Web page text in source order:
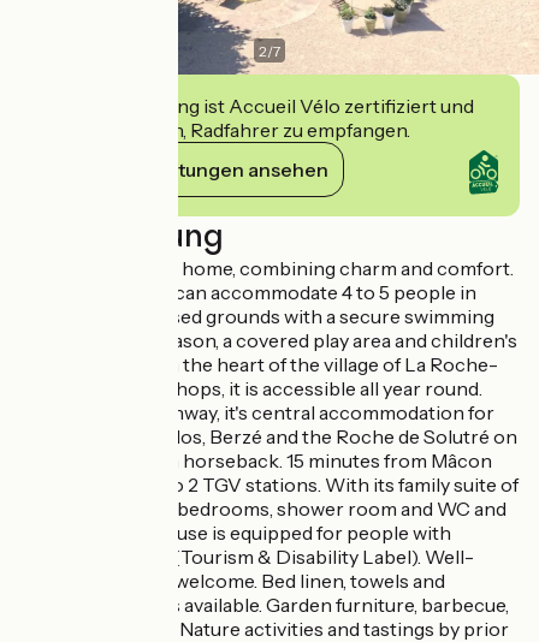
2/7
Diese Einrichtung ist Accueil Vélo zertifiziert und
verpflichtet sich, Radfahrer zu empfangen.
Ihre Verpflichtungen ansehen
Beschreibung
Our gîte is a family home, combining charm and comfort.
The ground floor can accommodate 4 to 5 people in
2800 m² of enclosed grounds with a secure swimming
pool, heated in season, a covered play area and children's
play equipment. In the heart of the village of La Roche-
Vineuse, with its shops, it is accessible all year round.
Close to the greenway, it's central accommodation for
exploring Pierreclos, Berzé and the Roche de Solutré on
foot, by bike or on horseback. 15 minutes from Mâcon
and Cluny, close to 2 TGV stations. With its family suite of
2 communicating bedrooms, shower room and WC and
its kitchen, the house is equipped for people with
reduced mobility (Tourism & Disability Label). Well-
behaved pets are welcome. Bed linen, towels and
cleaning products available. Garden furniture, barbecue,
baby kit provided. Nature activities and tastings by prior